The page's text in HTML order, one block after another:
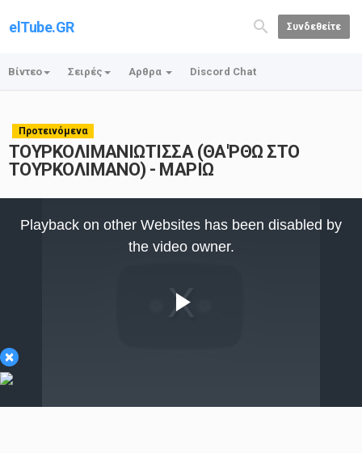
elTube.GR Συνδεθείτε
Βίντεο Σειρές Αρθρα Discord Chat
Προτεινόμενα
ΤΟΥΡΚΟΛΙΜΑΝΙΩΤΙΣΣΑ (ΘΑ'ΡΘΩ ΣΤΟ
ΤΟΥΡΚΟΛΙΜΑΝΟ) - ΜΑΡΙΩ
×
Video
Playback on other Websites has been disabled by
the video owner.